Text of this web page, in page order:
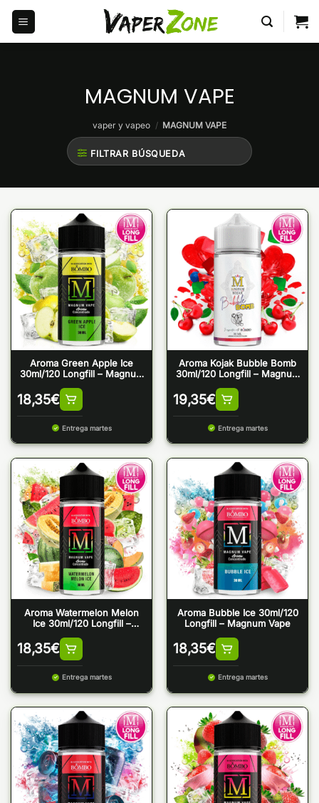
Saltar
contenido
MAGNUM VAPE
vaper y vapeo / MAGNUM VAPE
FILTRAR BÚSQUEDA
Aroma Green Apple Ice
30ml/120 Longfill – Magnum
18,35€
Entrega martes
Aroma Kojak Bubble Bomb
30ml/120 Longfill – Magnum
19,35€
Entrega martes
Aroma Watermelon Melon
Ice 30ml/120 Longfill –
18,35€
Entrega martes
Aroma Bubble Ice 30ml/120
Longfill – Magnum Vape
18,35€
Entrega martes